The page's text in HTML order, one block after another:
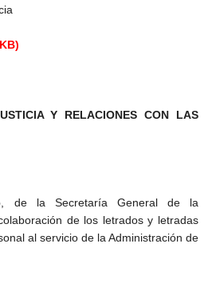
Y RELACIONES CON LAS
de la Secretaría General de la
de los letrados y letradas
al servicio de la Administración de